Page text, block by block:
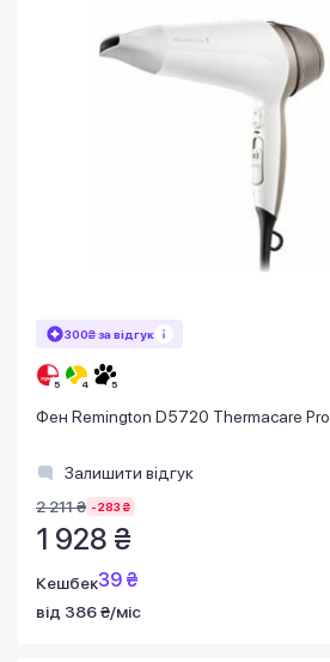
300₴ за відгук
Фен Remington D5720 Thermacare Pro
Залишити відгук
2 211 ₴ -283 ₴
1 928 ₴
Кешбек39 ₴
від 386 ₴/міс